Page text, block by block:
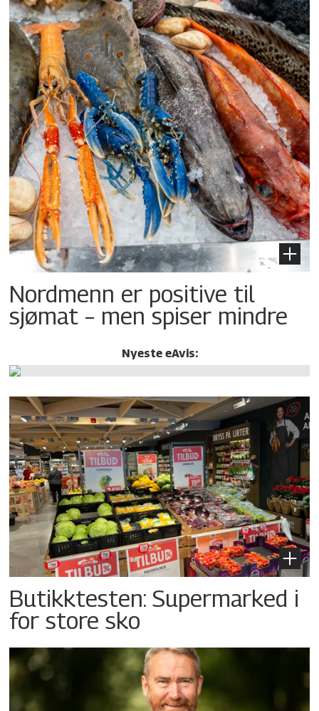
Nordmenn er positive til
sjømat – men spiser mindre
Nyeste eAvis:
Butikktesten: Supermarked i
for store sko